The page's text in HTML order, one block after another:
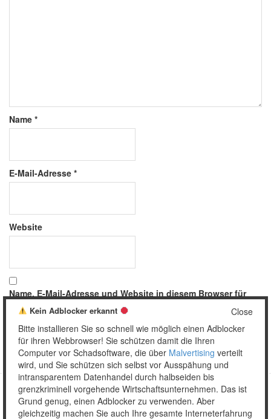
Name *
E-Mail-Adresse *
Website
Name, E-Mail-Adresse und Website in diesem Browser für
meinen nächsten Kommentar speichern.
Copyright © 2026 Unser täglich Spam.
MobileWordPress Theme by themehall.com
Close
Kein Adblocker erkannt
Bitte installieren Sie so schnell wie möglich einen Adblocker
für ihren Webbrowser! Sie schützen damit die Ihren
Computer vor Schadsoftware, die über Malvertising verteilt
wird, und Sie schützen sich selbst vor Ausspähung und
intransparentem Datenhandel durch halbseiden bis
grenzkriminell vorgehende Wirtschaftsunternehmen. Das ist
Grund genug, einen Adblocker zu verwenden. Aber
gleichzeitig machen Sie auch Ihre gesamte Interneterfahrung